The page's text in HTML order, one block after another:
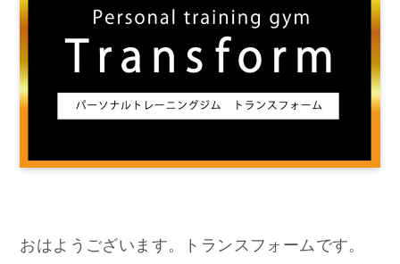
おはようございます。トランスフォームです。